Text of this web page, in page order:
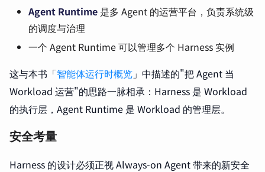
Agent Runtime 是多 Agent 的运营平台，负责系统级
的调度与治理
一个 Agent Runtime 可以管理多个 Harness 实例
这与本书「智能体运行时概览 」中描述的"把 Agent 当
Workload 运营"的思路一脉相承：Harness 是 Workload
的执行层，Agent Runtime 是 Workload 的管理层。
安全考量
Harness 的设计必须正视 Always-on Agent 带来的新安全